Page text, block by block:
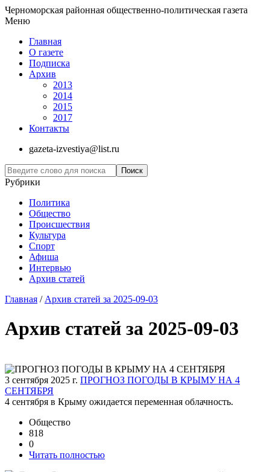
Черноморская районная общественно-политическая газета
Меню
Главная
О газете
Подписка
Архив
2013
2014
2015
2017
Контакты
gazeta-izvestiya@list.ru
Рубрики
Политика
Общество
Проиcшествия
Культура
Спорт
Афиша
Интервью
Архив статей
Главная / Архив статей за 2025-09-03
Архив статей за 2025-09-03
3 сентября 2025 г. ПРОГНОЗ ПОГОДЫ В КРЫМУ НА 4
СЕНТЯБРЯ
4 сентября в Крыму ожидается переменная облачность.
Общество
818
0
Читать полностью